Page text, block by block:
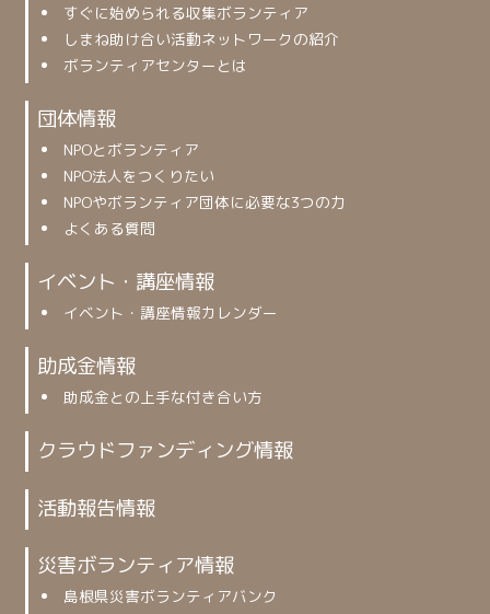
すぐに始められる収集ボランティア
しまね助け合い活動ネットワークの紹介
ボランティアセンターとは
団体情報
NPOとボランティア
NPO法人をつくりたい
NPOやボランティア団体に必要な3つの力
よくある質問
イベント・講座情報
イベント・講座情報カレンダー
助成金情報
助成金との上手な付き合い方
クラウドファンディング情報
活動報告情報
災害ボランティア情報
島根県災害ボランティアバンク